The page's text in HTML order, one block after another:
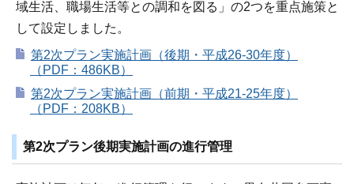
域生活、職場生活等との調和を図る」の2つを重点施策と
して設定しました。
第2次プラン実施計画（後期・平成26-30年度）
（PDF：486KB）
第2次プラン実施計画（前期・平成21-25年度）
（PDF：208KB）
第2次プラン後期実施計画の進行管理